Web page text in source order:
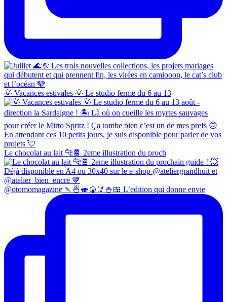
🌞 Vacances estivales 🌞 Le studio ferme du 6 au 13
Le chocolat au lait 🐆🍫 2eme illustration du proch
@otomomagazine 🍡🍜🍣🍘🥢🍚🍱 L’edition qui donne envie